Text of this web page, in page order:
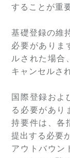
することが重
基礎登録の維
必要がありま
ルされた場合
キャンセルさ
国際登録およ
る必要があり
持要件は、各
提出する必要
アウトバウン